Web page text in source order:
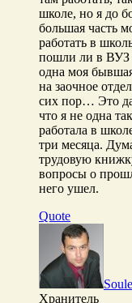
школе, но я до
большая часть
работать в
пошли ли в ВУЗ
одна моя
на заочное
сих пор… Это
что я не одна
работала в
три месяца.
трудовую
вопросы о
него ушел.
Quote
Хранитель